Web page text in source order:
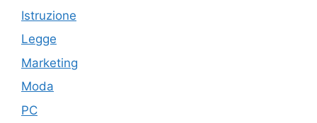
Istruzione
Legge
Marketing
Moda
PC